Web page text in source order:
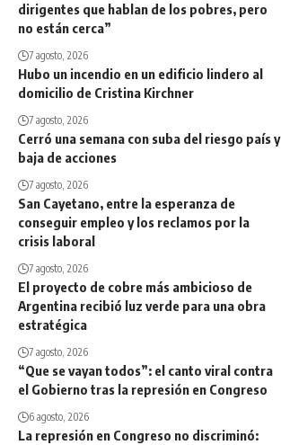
dirigentes que hablan de los pobres, pero
no están cerca”
7 agosto, 2026
Hubo un incendio en un edificio lindero al
domicilio de Cristina Kirchner
7 agosto, 2026
Cerró una semana con suba del riesgo país y
baja de acciones
7 agosto, 2026
San Cayetano, entre la esperanza de
conseguir empleo y los reclamos por la
crisis laboral
7 agosto, 2026
El proyecto de cobre más ambicioso de
Argentina recibió luz verde para una obra
estratégica
7 agosto, 2026
“Que se vayan todos”: el canto viral contra
el Gobierno tras la represión en Congreso
6 agosto, 2026
La represión en Congreso no discriminó: